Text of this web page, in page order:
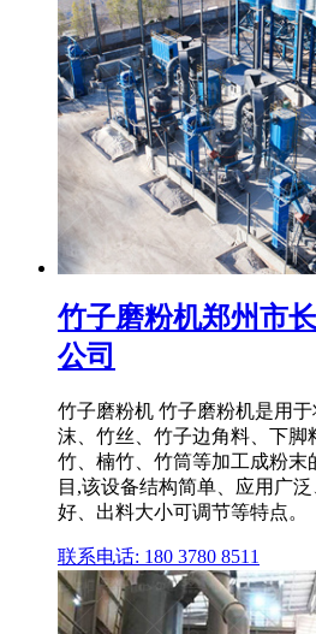
竹子磨粉机郑州市
公司
竹子磨粉机 竹子磨粉机是用
沫、竹丝、竹子边角料、下脚
竹、楠竹、竹筒等加工成粉末
目,该设备结构简单、应用广
好、出料大小可调节等特点。
联系电话: 180 3780 8511